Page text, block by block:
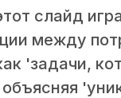
слайд
между
'задачи,